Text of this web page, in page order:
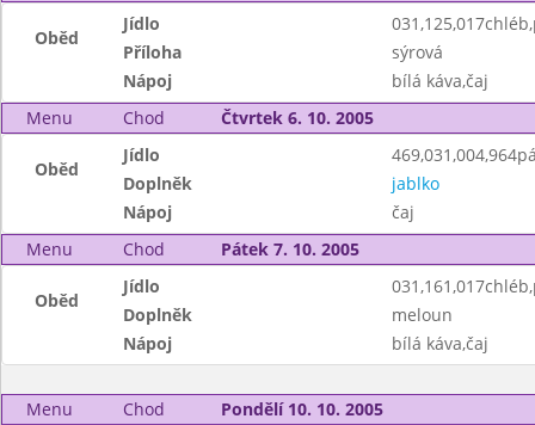
Oběd
Jídlo
Příloha
sýrová
Nápoj
bílá káva,čaj
Menu
Chod Čtvrtek 6. 10. 2005
Oběd
Jídlo
Doplněk
jablko
Nápoj
čaj
Menu
Chod Pátek 7. 10. 2005
Oběd
Jídlo
Doplněk
meloun
Nápoj
bílá káva,čaj
Menu Chod Pondělí 10. 10. 2005